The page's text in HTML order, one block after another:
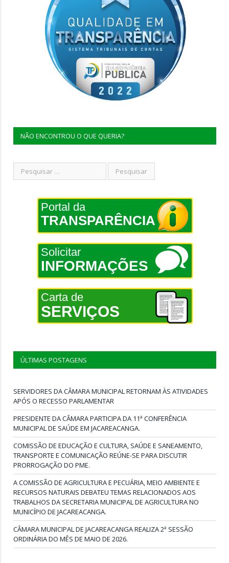
NÃO ENCONTROU O QUE QUERIA?
Portal da
TRANSPARÊNCIA
Solicitar
INFORMAÇÕES
Carta de
SERVIÇOS
ÚLTIMAS POSTAGENS
SERVIDORES DA CÂMARA MUNICIPAL RETORNAM ÀS ATIVIDADES
APÓS O RECESSO PARLAMENTAR
PRESIDENTE DA CÂMARA PARTICIPA DA 11ª CONFERÊNCIA
MUNICIPAL DE SAÚDE EM JACAREACANGA.
COMISSÃO DE EDUCAÇÃO E CULTURA, SAÚDE E SANEAMENTO,
TRANSPORTE E COMUNICAÇÃO REÚNE-SE PARA DISCUTIR
PRORROGAÇÃO DO PME.
A COMISSÃO DE AGRICULTURA E PECUÁRIA, MEIO AMBIENTE E
RECURSOS NATURAIS DEBATEU TEMAS RELACIONADOS AOS
TRABALHOS DA SECRETARIA MUNICIPAL DE AGRICULTURA NO
MUNICÍPIO DE JACAREACANGA.
CÂMARA MUNICIPAL DE JACAREACANGA REALIZA 2ª SESSÃO
ORDINÁRIA DO MÊS DE MAIO DE 2026.